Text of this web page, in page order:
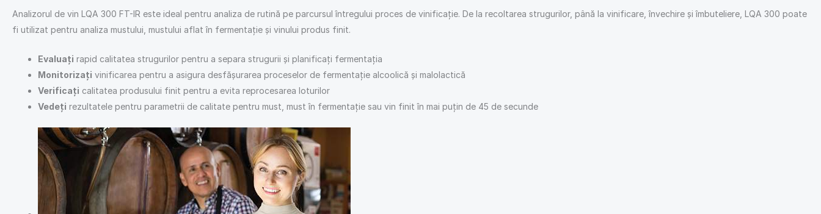
Analizorul de vin LQA 300 FT-IR este ideal pentru analiza de rutină pe parcursul întregului proces de vinificație. De la recoltarea strugurilor, până la vinificare, învechire și îmbuteliere, LQA 300 poate
fi utilizat pentru analiza mustului, mustului aflat în fermentație și vinului produs finit.
Evaluați rapid calitatea strugurilor pentru a separa strugurii și planificați fermentația
Monitorizați vinificarea pentru a asigura desfășurarea proceselor de fermentație alcoolică și malolactică
Verificați calitatea produsului finit pentru a evita reprocesarea loturilor
Vedeți rezultatele pentru parametrii de calitate pentru must, must în fermentație sau vin finit în mai puțin de 45 de secunde